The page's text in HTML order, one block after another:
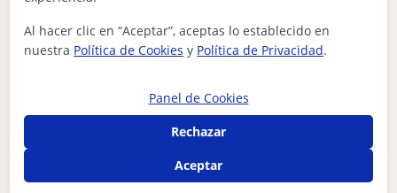
Clases de refuerzo ESO y grados. Clases en
castellano. Contactame para cualquier
¿Buscas clases particulares totalmente personalizadas?
No dudes en contactarme. Soy ingeniera informatic, me
apasiona la enseñanza y poder...
Al hacer clic en “Aceptar”, aceptas lo establecido en
nuestra Política de Cookies y Política de Privacidad.
Panel de Cookies
Rechazar
Aceptar